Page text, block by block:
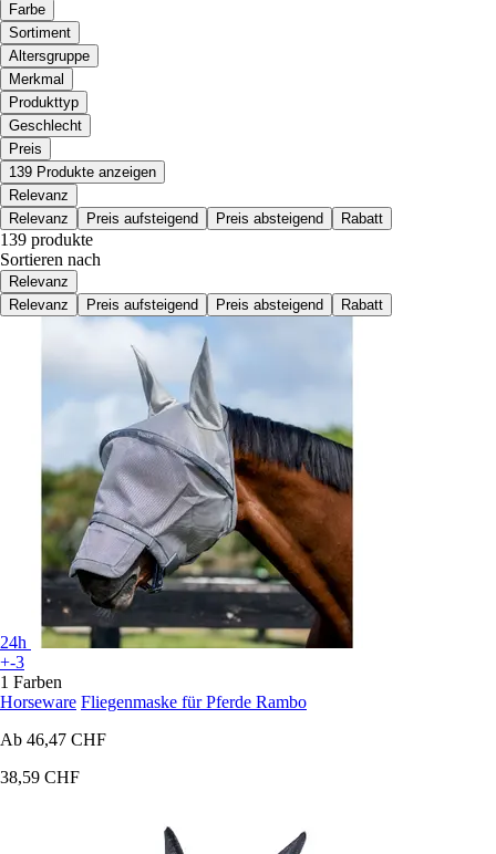
Farbe
Sortiment
Altersgruppe
Merkmal
Produkttyp
Geschlecht
Preis
139 Produkte anzeigen
Relevanz
Relevanz
Preis aufsteigend Preis absteigend Rabatt
139 produkte
Sortieren nach
Relevanz
Relevanz
Preis aufsteigend Preis absteigend Rabatt
24h
+-3
1 Farben
Horseware Fliegenmaske für Pferde Rambo
Ab 46,47 CHF
38,59 CHF